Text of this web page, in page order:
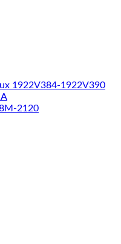
1922V384-1922V390
2120